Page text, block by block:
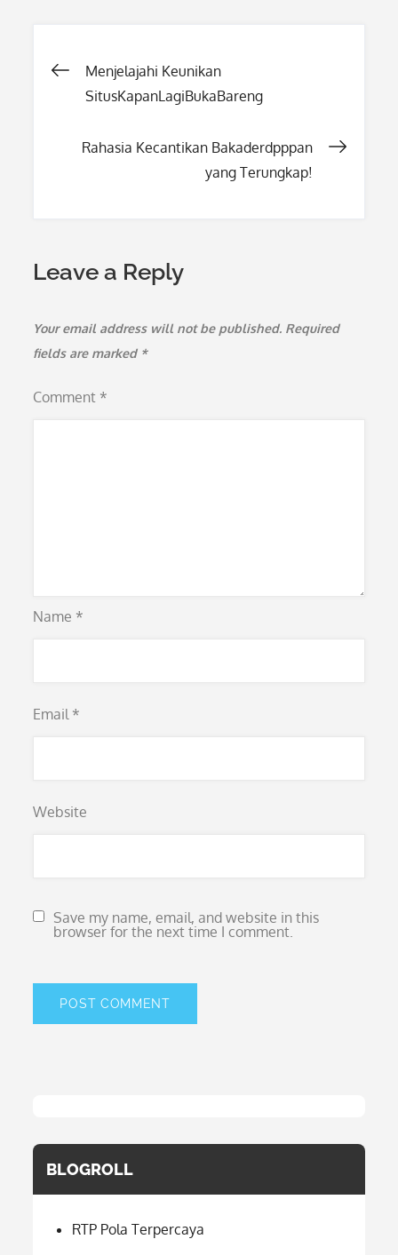
Post
Menjelajahi Keunikan
SitusKapanLagiBukaBareng
Rahasia Kecantikan Bakaderdpppan
yang Terungkap!
Leave a Reply
Your email address will not be published. Required
fields are marked *
Comment *
Name *
Email *
Website
Save my name, email, and website in this
browser for the next time I comment.
BLOGROLL
RTP Pola Terpercaya